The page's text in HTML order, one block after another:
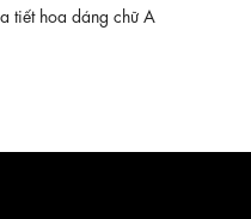
tiết hoa dáng chữ A